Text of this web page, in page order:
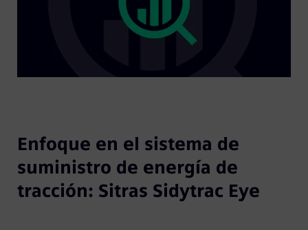
Enfoque en el sistema de
suministro de energía de
tracción: Sitras Sidytrac Eye